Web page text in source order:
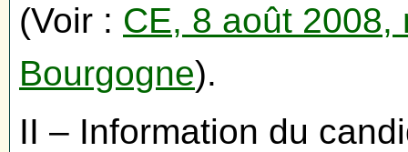
(Voir : CE, 8 août 2008,
Bourgogne).
II – Information du